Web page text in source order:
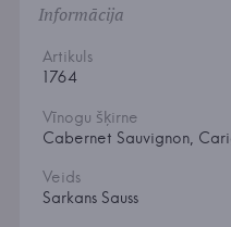
Informācija
Artikuls
1764
Vīnogu šķirne
Cabernet Sauvignon,
Veids
Sarkans Sauss